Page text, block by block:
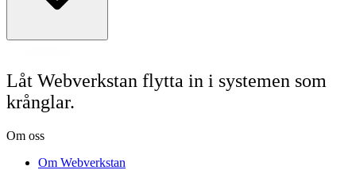
Låt Webverkstan flytta in i systemen som
krånglar.
Om oss
Om Webverkstan